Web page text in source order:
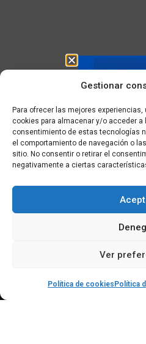
Gestionar
Para ofrecer las mejores
cookies para almacenar y/o acceder a
consentimiento de estas tecnologías
el comportamiento de navegación o
sitio. No consentir o retirar el
negativamente a ciertas
Ver
Política de cookies Política